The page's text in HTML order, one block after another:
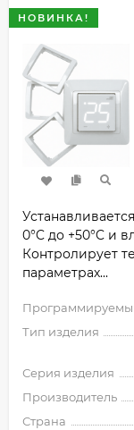
НОВИНКА!
0°C до +50°C и
Контролирует
параметрах...
Тип изделия
Серия изделия
Производитель
Страна